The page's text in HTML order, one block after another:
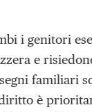
i genitori
e
familiari
è